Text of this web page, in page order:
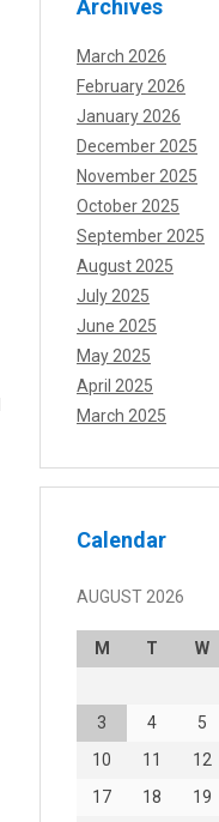
Archives
March 2026
February 2026
January 2026
December 2025
November 2025
October 2025
September 2025
August 2025
July 2025
June 2025
May 2025
April 2025
March 2025
Calendar
AUGUST 2026
M T W
3
4 5
10
11 12
17
18 19